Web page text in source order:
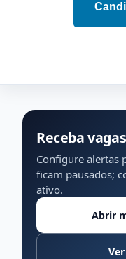
Receba
Configure alertas
ficam pausados;
ativo.
Abrir